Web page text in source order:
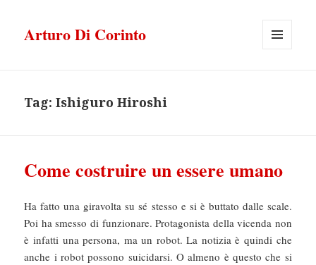
Arturo Di Corinto
Tag:Ishiguro Hiroshi
Come costruire un essere umano
Ha fatto una giravolta su sé stesso e si è buttato dalle scale.
Poi ha smesso di funzionare. Protagonista della vicenda non
è infatti una persona, ma un robot. La notizia è quindi che
anche i robot possono suicidarsi. O almeno è questo che si